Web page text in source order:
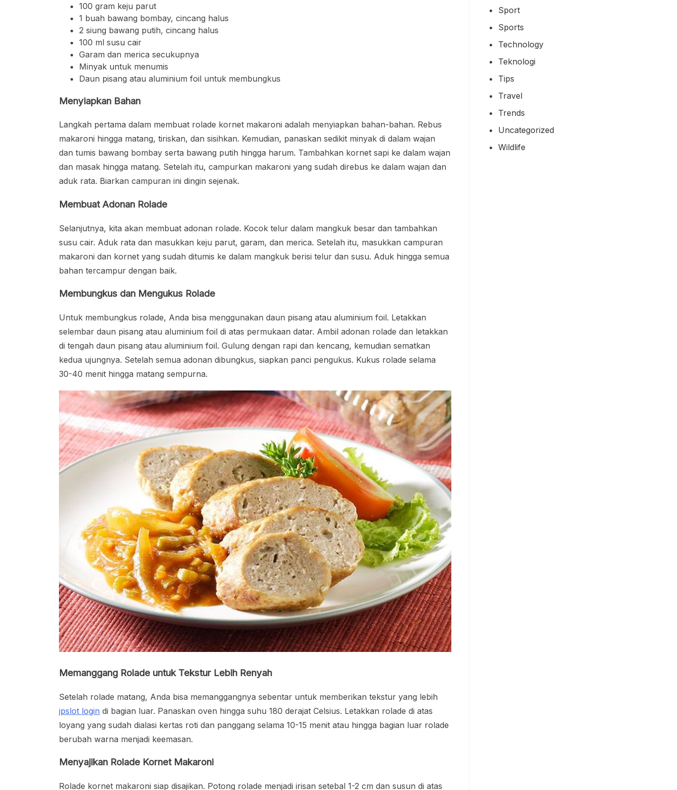
100 gram keju parut
1 buah bawang bombay, cincang halus
2 siung bawang putih, cincang halus
100 ml susu cair
Garam dan merica secukupnya
Minyak untuk menumis
Daun pisang atau aluminium foil untuk membungkus
Menyiapkan Bahan
Langkah pertama dalam membuat rolade kornet makaroni adalah menyiapkan bahan-bahan. Rebus
makaroni hingga matang, tiriskan, dan sisihkan. Kemudian, panaskan sedikit minyak di dalam wajan
dan tumis bawang bombay serta bawang putih hingga harum. Tambahkan kornet sapi ke dalam wajan
dan masak hingga matang. Setelah itu, campurkan makaroni yang sudah direbus ke dalam wajan dan
aduk rata. Biarkan campuran ini dingin sejenak.
Membuat Adonan Rolade
Selanjutnya, kita akan membuat adonan rolade. Kocok telur dalam mangkuk besar dan tambahkan
susu cair. Aduk rata dan masukkan keju parut, garam, dan merica. Setelah itu, masukkan campuran
makaroni dan kornet yang sudah ditumis ke dalam mangkuk berisi telur dan susu. Aduk hingga semua
bahan tercampur dengan baik.
Membungkus dan Mengukus Rolade
Untuk membungkus rolade, Anda bisa menggunakan daun pisang atau aluminium foil. Letakkan
selembar daun pisang atau aluminium foil di atas permukaan datar. Ambil adonan rolade dan letakkan
di tengah daun pisang atau aluminium foil. Gulung dengan rapi dan kencang, kemudian sematkan
kedua ujungnya. Setelah semua adonan dibungkus, siapkan panci pengukus. Kukus rolade selama
30-40 menit hingga matang sempurna.
Memanggang Rolade untuk Tekstur Lebih Renyah
Setelah rolade matang, Anda bisa memanggangnya sebentar untuk memberikan tekstur yang lebih
jpslot login di bagian luar. Panaskan oven hingga suhu 180 derajat Celsius. Letakkan rolade di atas
loyang yang sudah dialasi kertas roti dan panggang selama 10-15 menit atau hingga bagian luar rolade
berubah warna menjadi keemasan.
Menyajikan Rolade Kornet Makaroni
Rolade kornet makaroni siap disajikan. Potong rolade menjadi irisan setebal 1-2 cm dan susun di atas
Sport
Sports
Technology
Teknologi
Tips
Travel
Trends
Uncategorized
Wildlife